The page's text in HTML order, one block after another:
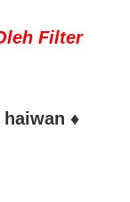
Filter
♦